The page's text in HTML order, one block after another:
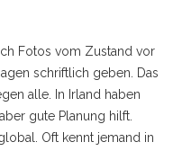
Fotos vom Zustand vor
schriftlich geben. Das
alle. In Irland haben
gute Planung hilft.
Oft kennt jemand in